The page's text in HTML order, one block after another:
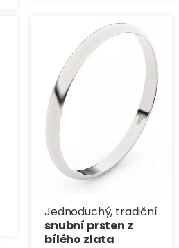
Jednoduchý, tradiční
​snubní prsten z
bílého zlata